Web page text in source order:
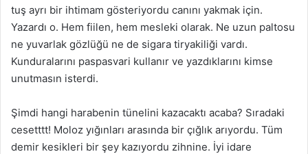
tuş ayrı bir ihtimam gösteriyordu canını yakmak için.
Yazardı o. Hem fiilen, hem mesleki olarak. Ne uzun paltosu
ne yuvarlak gözlüğü ne de sigara tiryakiliği vardı.
Kunduralarını paspasvari kullanır ve yazdıklarını kimse
unutmasın isterdi.
Şimdi hangi harabenin tünelini kazacaktı acaba? Sıradaki
cesetttt! Moloz yığınları arasında bir çığlık arıyordu. Tüm
demir kesikleri bir şey kazıyordu zihnine. İyi idare